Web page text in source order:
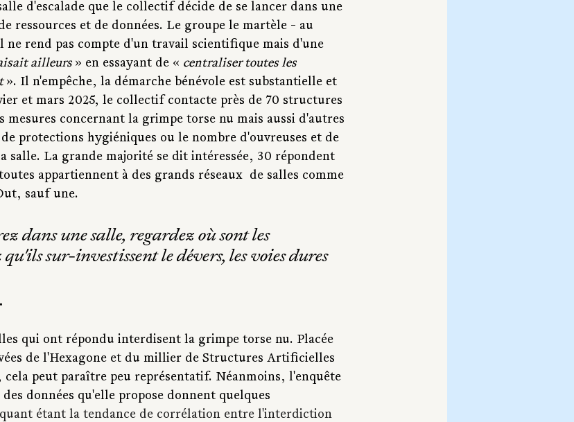
d'escalade que le collectif décide de se lancer dans une
ressources et de données. Le groupe le martèle - au
ne rend pas compte d'un travail scientifique mais d'une
ailleurs » en essayant de « centraliser toutes les
». Il n'empêche, la démarche bénévole est substantielle et
et mars 2025, le collectif contacte près de 70 structures
mesures concernant la grimpe torse nu mais aussi d'autres
protections hygiéniques ou le nombre d'ouvreuses et de
salle. La grande majorité se dit intéressée, 30 répondent
appartiennent à des grands réseaux  de salles comme
sauf une.
dans une salle, regardez où sont les
sur-investissent le dévers, les voies dures
qui ont répondu interdisent la grimpe torse nu. Placée
de l'Hexagone et du millier de Structures Artificielles
cela peut paraître peu représentatif. Néanmoins, l'enquête
données qu'elle propose donnent quelques
étant la tendance de corrélation entre l'interdiction